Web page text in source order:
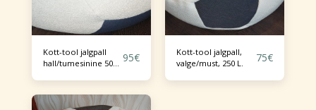
Kott-tool jalgpall
hall/tumesinine 500
95€
Kott-tool jalgpall,
valge/must, 250 L.
75€